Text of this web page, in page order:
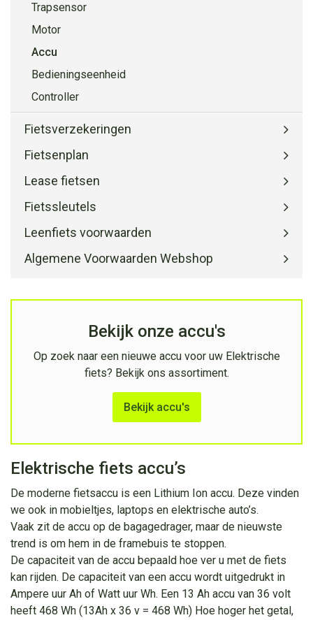
Trapsensor
Motor
Accu
Bedieningseenheid
Controller
Fietsverzekeringen
Fietsenplan
Lease fietsen
Fietssleutels
Leenfiets voorwaarden
Algemene Voorwaarden Webshop
Bekijk onze accu's
Op zoek naar een nieuwe accu voor uw Elektrische
fiets? Bekijk ons assortiment.
Bekijk accu's
Elektrische fiets accu’s
De moderne fietsaccu is een Lithium Ion accu. Deze vinden
we ook in mobieltjes, laptops en elektrische auto’s.
Vaak zit de accu op de bagagedrager, maar de nieuwste
trend is om hem in de framebuis te stoppen.
De capaciteit van de accu bepaald hoe ver u met de fiets
kan rijden. De capaciteit van een accu wordt uitgedrukt in
Ampere uur Ah of Watt uur Wh. Een 13 Ah accu van 36 volt
heeft 468 Wh (13Ah x 36 v = 468 Wh) Hoe hoger het getal,